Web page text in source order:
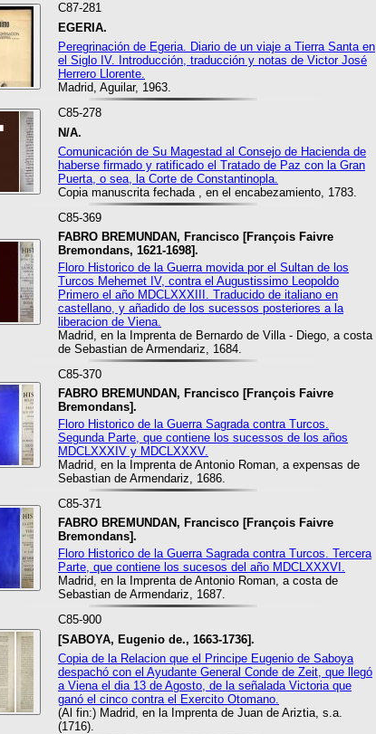
C87-281
EGERIA.
Peregrinación de Egeria. Diario de un viaje a Tierra Santa en
el Siglo IV. Introducción, traducción y notas de Victor José
Herrero Llorente.
Madrid, Aguilar, 1963.
C85-278
N/A.
Comunicación de Su Magestad al Consejo de Hacienda de
haberse firmado y ratificado el Tratado de Paz con la Gran
Puerta, o sea, la Corte de Constantinopla.
Copia manuscrita fechada , en el encabezamiento, 1783.
C85-369
FABRO BREMUNDAN, Francisco [François Faivre
Bremondans, 1621-1698].
Floro Historico de la Guerra movida por el Sultan de los
Turcos Mehemet IV, contra el Augustissimo Leopoldo
Primero el año MDCLXXXIII. Traducido de italiano en
castellano, y añadido de los sucessos posteriores a la
liberacion de Viena.
Madrid, en la Imprenta de Bernardo de Villa - Diego, a costa
de Sebastian de Armendariz, 1684.
C85-370
FABRO BREMUNDAN, Francisco [François Faivre
Bremondans].
Floro Historico de la Guerra Sagrada contra Turcos.
Segunda Parte, que contiene los sucessos de los años
MDCLXXXIV y MDCLXXXV.
Madrid, en la Imprenta de Antonio Roman, a expensas de
Sebastian de Armendariz, 1686.
C85-371
FABRO BREMUNDAN, Francisco [François Faivre
Bremondans].
Floro Historico de la Guerra Sagrada contra Turcos. Tercera
Parte, que contiene los sucesos del año MDCLXXXVI.
Madrid, en la Imprenta de Antonio Roman, a costa de
Sebastian de Armendariz, 1687.
C85-900
[SABOYA, Eugenio de., 1663-1736].
Copia de la Relacion que el Principe Eugenio de Saboya
despachó con el Ayudante General Conde de Zeit, que llegó
a Viena el dia 13 de Agosto, de la señalada Victoria que
ganó el cinco contra el Exercito Otomano.
(Al fin:) Madrid, en la Imprenta de Juan de Ariztia, s.a.
(1716).